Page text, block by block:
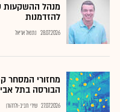
מנהל ההשקעות
להזדמנות
28.07.2026 נתנאל אריאל
מחזורי המסחר
הבורסה בתל
27.07.2026 שירי חביב-ולדהורן